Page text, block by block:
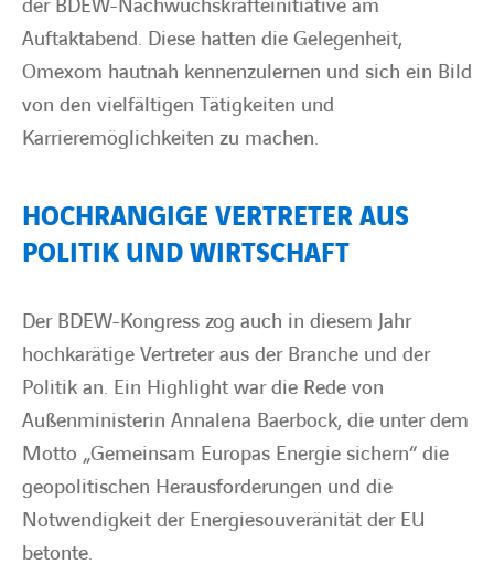
der BDEW-Nachwuchskräfteinitiative am
Auftaktabend. Diese hatten die Gelegenheit,
Omexom hautnah kennenzulernen und sich ein Bild
von den vielfältigen Tätigkeiten und
Karrieremöglichkeiten zu machen.
HOCHRANGIGE VERTRETER AUS
POLITIK UND WIRTSCHAFT
Der BDEW-Kongress zog auch in diesem Jahr
hochkarätige Vertreter aus der Branche und der
Politik an. Ein Highlight war die Rede von
Außenministerin Annalena Baerbock, die unter dem
Motto „Gemeinsam Europas Energie sichern“ die
geopolitischen Herausforderungen und die
Notwendigkeit der Energiesouveränität der EU
betonte.